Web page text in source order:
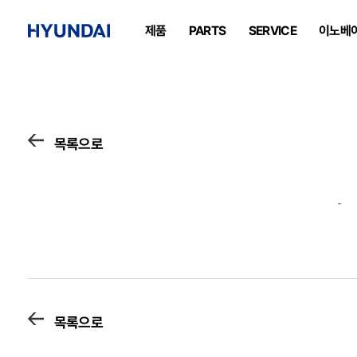
제품 PARTS SERVICE 이노베
목록으로
-
목록으로